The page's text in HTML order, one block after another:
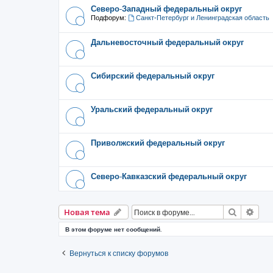
Северо-Западный федеральный округ
Подфорум: Санкт-Петербург и Ленинградская область
Дальневосточный федеральный округ
Сибирский федеральный округ
Уральский федеральный округ
Приволжский федеральный округ
Северо-Кавказский федеральный округ
Новая тема Поиск
В этом форуме нет сообщений.
Вернуться к списку форумов